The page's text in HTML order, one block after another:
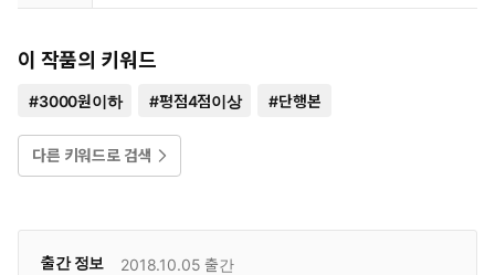
이 작품의 키워드
#3000원이하 #평점4점이상 #단행본
다른 키워드로 검색
출간 정보 2018.10.05 출간